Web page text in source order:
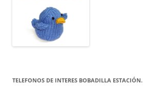
TELEFONOS DE INTERES BOBADILLA ESTACIÓN.